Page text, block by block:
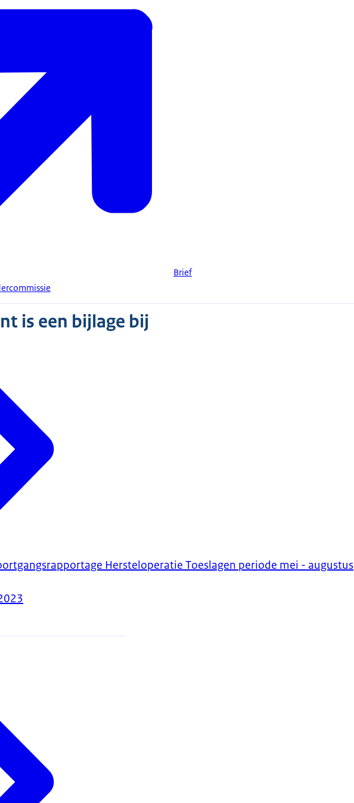
Brief
is een bijlage bij
Hersteloperatie Toeslagen periode mei - augustus